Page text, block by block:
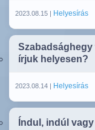
2023.08.15 | Helyesírás
írjuk helyesen?
2023.08.14 | Helyesírás
Índul, indúl